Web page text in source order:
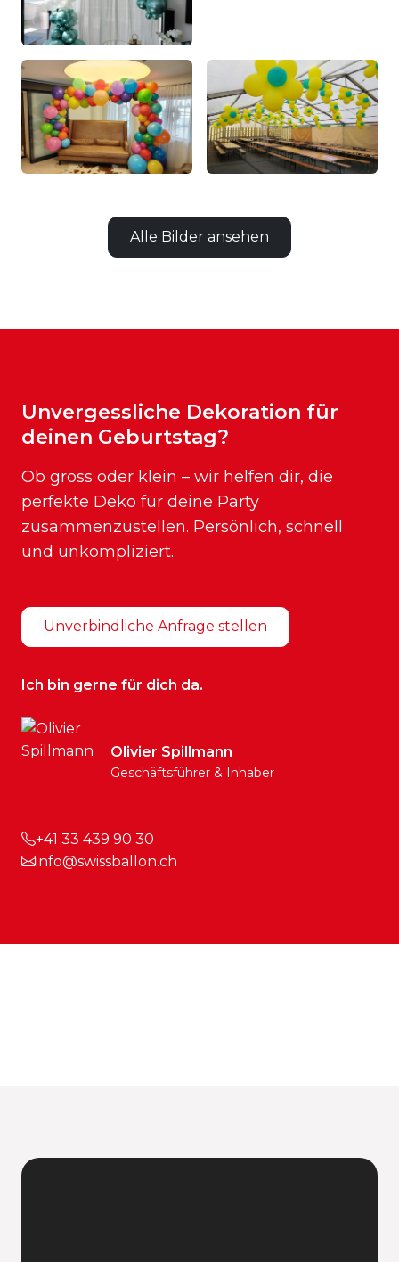
Alle Bilder ansehen
Unvergessliche Dekoration für
deinen Geburtstag?
Ob gross oder klein – wir helfen dir, die
perfekte Deko für deine Party
zusammenzustellen. Persönlich, schnell
und unkompliziert.
Unverbindliche Anfrage stellen
Ich bin gerne für dich da.
Olivier Spillmann
Geschäftsführer & Inhaber
+41 33 439 90 30
info@swissballon.ch